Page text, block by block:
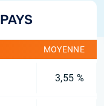
MOYENNE
3,55 %